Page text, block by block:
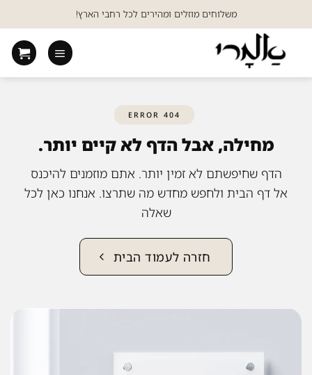
to
content
משלוחים מוזלים ומהירים לכל רחבי הארץ!
404 ERROR
מחילה, אבל הדף לא קיים יותר.
הדף שחיפשתם לא זמין יותר. אתם מוזמנים להיכנס
אל דף הבית ולחפש מחדש מה שתרצו. אנחנו כאן לכל
שאלה
חזרה לעמוד הבית